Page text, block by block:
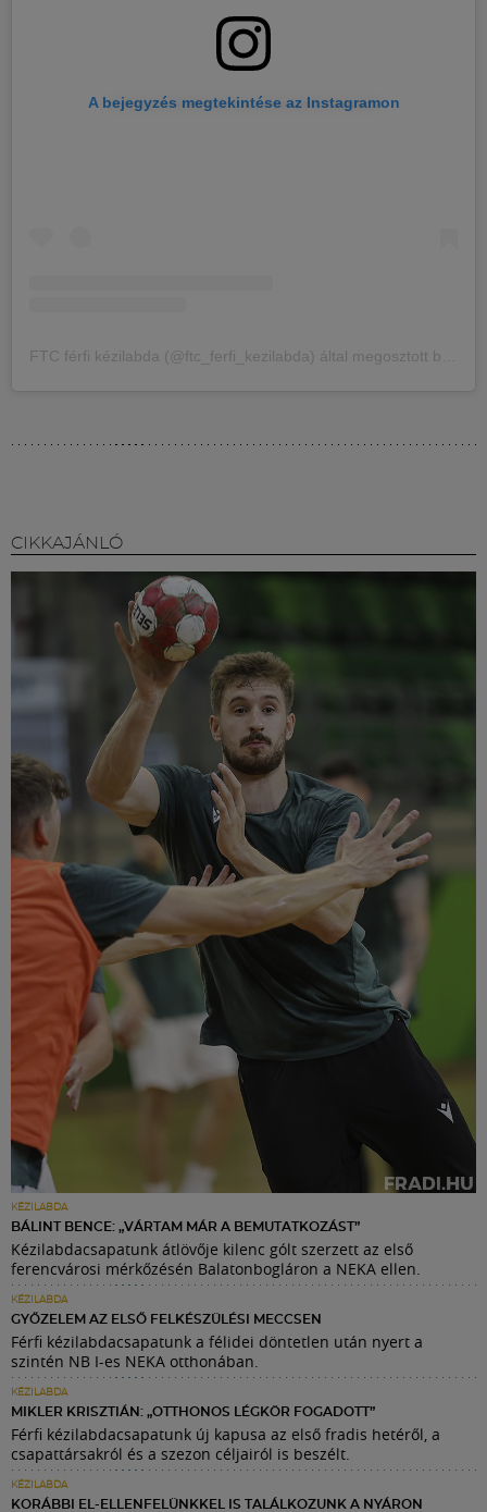
A bejegyzés megtekintése az Instagramon
CIKKAJÁNLÓ
KÉZILABDA
BÁLINT BENCE: „VÁRTAM MÁR A BEMUTATKOZÁST”
Kézilabdacsapatunk átlövője kilenc gólt szerzett az első
ferencvárosi mérkőzésén Balatonbogláron a NEKA ellen.
KÉZILABDA
GYŐZELEM AZ ELSŐ FELKÉSZÜLÉSI MECCSEN
Férfi kézilabdacsapatunk a félidei döntetlen után nyert a
szintén NB I-es NEKA otthonában.
KÉZILABDA
MIKLER KRISZTIÁN: „OTTHONOS LÉGKÖR FOGADOTT”
Férfi kézilabdacsapatunk új kapusa az első fradis hetéről, a
csapattársakról és a szezon céljairól is beszélt.
KÉZILABDA
KORÁBBI EL-ELLENFELÜNKKEL IS TALÁLKOZUNK A NYÁRON